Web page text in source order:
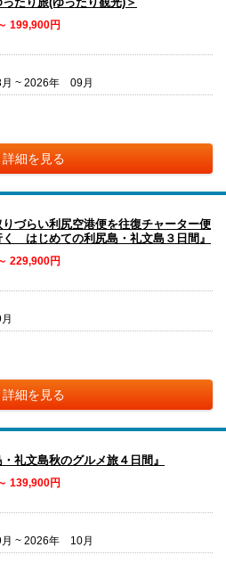
199,900円
~ 2026年 09月
詳細を見る
づらい利尻空港便を往復チャーター便
はじめての利尻島・礼文島３日間』
229,900円
詳細を見る
礼文島秋のグルメ旅４日間』
139,900円
~ 2026年 10月